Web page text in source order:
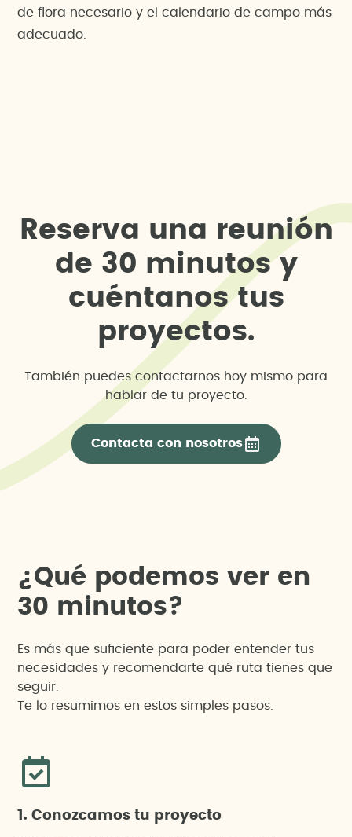
de flora necesario y el calendario de campo más
adecuado.
Reserva una reunión
d e 30 minutos y
cuéntanos tus
proyectos.
También puedes contactarnos hoy mismo para
hablar de tu proyecto.
Contacta con nosotros
¿Qué pod emos ver en
30 minutos?
Es más que suficiente para poder entender tus
necesidades y recomendarte qué ruta tienes que
seguir.
Te lo resumimos en estos simples pasos.
1. Conozcamos tu proyecto